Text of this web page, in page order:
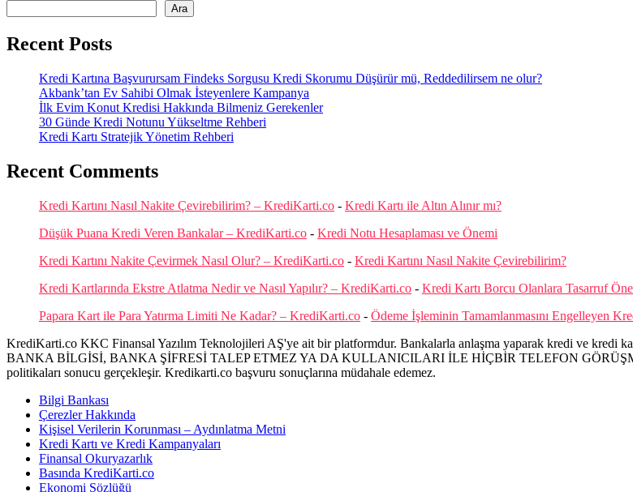
Ara
Recent Posts
Kredi Kartına Başvurursam Findeks Sorgusu Kredi Skorumu Düşürür mü, Reddedilirsem ne olur?
Akbank’tan Ev Sahibi Olmak İsteyenlere Kampanya
İlk Evim Konut Kredisi Hakkında Bilmeniz Gerekenler
30 Günde Kredi Notunu Yükseltme Rehberi
Kredi Kartı Stratejik Yönetim Rehberi
Recent Comments
Kredi Kartını Nasıl Nakite Çevirebilirim? – KrediKarti.co - Kredi Kartı ile Altın Alınır mı?
Düşük Puana Kredi Veren Bankalar – KrediKarti.co - Kredi Notu Hesaplaması ve Önemi
Kredi Kartını Nakite Çevirmek Nasıl Olur? – KrediKarti.co - Kredi Kartını Nasıl Nakite Çevirebilirim?
Kredi Kartlarında Ekstre Atlatma Nedir ve Nasıl Yapılır? – KrediKarti.co - Kredi Kartı Borcu Olanlara Tasarruf
Papara Kart ile Para Yatırma Limiti Ne Kadar? – KrediKarti.co - Ödeme İşleminin Tamamlanmasını Engelleyen
KrediKarti.co KKC Finansal Yazılım Teknolojileri AŞ'ye ait bir platformdur. Bankalarla anlaşma yaparak kredi ve kredi
BANKA BİLGİSİ, BANKA ŞİFRESİ TALEP ETMEZ YA DA KULLANICILARI İLE HİÇBİR TELEFON
politikaları sonucu gerçekleşir. Kredikarti.co başvuru sonuçlarına müdahale edemez.
Bilgi Bankası
Çerezler Hakkında
Kişisel Verilerin Korunması – Aydınlatma Metni
Kredi Kartı ve Kredi Kampanyaları
Finansal Okuryazarlık
Basında KrediKarti.co
Ekonomi Sözlüğü